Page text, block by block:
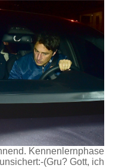
Kennenlernphase
(Gru? Gott, ich